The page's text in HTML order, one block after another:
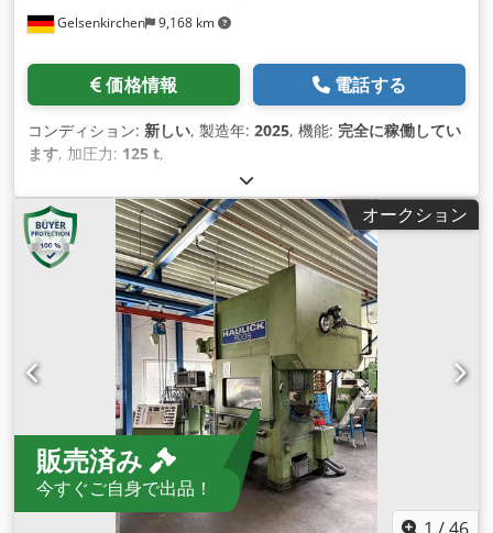
Gelsenkirchen 9,168 km
価格情報 電話する
コンディション: 新しい, 製造年: 2025, 機能: 完全に稼働してい
ます, 加圧力: 125 t,
オークション
販売済み
今すぐご自身で出品！